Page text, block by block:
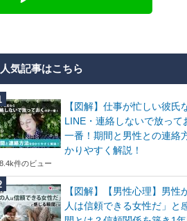
人気記事はこちら
【図解】仕事が忙しい彼氏
LINE・連絡しないで放って
一番！期間と男性との連絡
かりやすく解説！
件のビュー
【図解】【男性心理】男性
人は信頼できる女性だ」と